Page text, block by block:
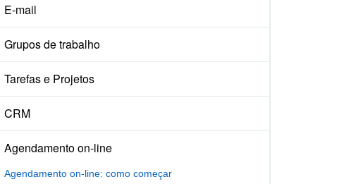
E-mail
Grupos de trabalho
Tarefas e Projetos
CRM
Agendamento on-line
Agendamento on-line: como começar